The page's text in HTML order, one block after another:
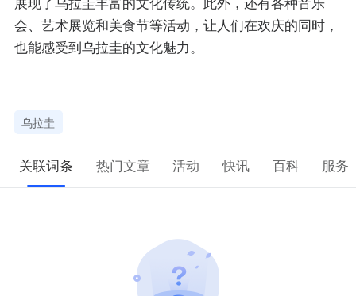
展现了乌拉圭丰富的文化传统。此外，还有各种音乐
会、艺术展览和美食节等活动，让人们在欢庆的同时，
也能感受到乌拉圭的文化魅力。
乌拉圭
关联词条 热门文章 活动 快讯 百科 服务